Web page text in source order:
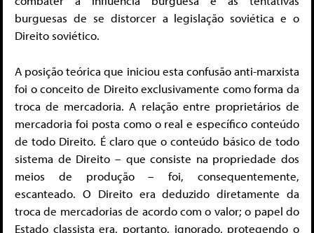
burguesas de se distorcer a legislação soviética e o
Direito soviético.
A posição teórica que iniciou esta confusão anti-marxista
foi o conceito de Direito exclusivamente como forma da
troca de mercadoria. A relação entre proprietários de
mercadoria foi posta como o real e específico conteúdo
de todo Direito. É claro que o conteúdo básico de todo
sistema de Direito – que consiste na propriedade dos
meios de produção – foi, consequentemente,
escanteado. O Direito era deduzido diretamente da
troca de mercadorias de acordo com o valor; o papel do
Estado classista era, portanto, ignorado, protegendo o